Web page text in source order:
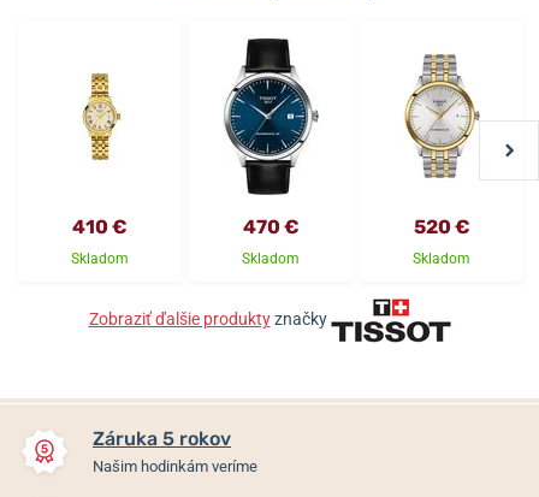
410 €
Skladom
470 €
Skladom
520 €
Skladom
Zobraziť ďalšie produktyznačky
Záruka 5 rokov
Našim hodinkám veríme